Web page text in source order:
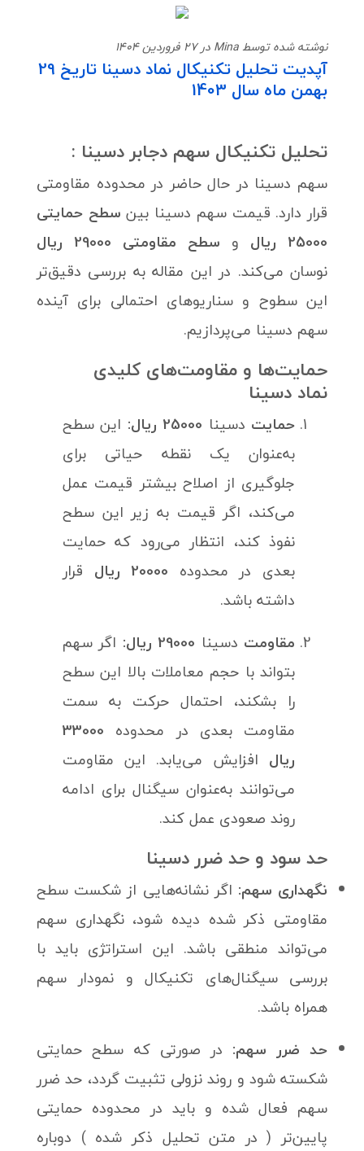
نوشته شده توسط Mina در 27 فروردین 1404
آپدیت تحلیل تکنیکال نماد دسینا تاریخ 29
بهمن ماه سال 1403
تحلیل تکنیکال سهم دجابر دسینا :
سهم دسینا در حال حاضر در محدوده مقاومتی
قرار دارد. قیمت سهم دسینا بین سطح حمایتی
25000 ریال
و سطح مقاومتی 29000 ریال
نوسان می‌کند. در این مقاله به بررسی دقیق‌تر
این سطوح و سناریوهای احتمالی برای آینده
سهم دسینا می‌پردازیم.
حمایت‌ها و مقاومت‌های کلیدی
نماد دسینا
حمایت دسینا 25000 ریال:
این سطح
به‌عنوان یک نقطه حیاتی برای
جلوگیری از اصلاح بیشتر قیمت عمل
می‌کند، اگر قیمت به زیر این سطح
نفوذ کند، انتظار می‌رود که حمایت
بعدی در محدوده 20000 ریال
قرار
داشته باشد.
مقاومت دسینا 29000 ریال:
اگر سهم
بتواند با حجم معاملات بالا این سطح
را بشکند، احتمال حرکت به سمت
مقاومت بعدی در محدوده 33000
ریال افزایش می‌یابد. این مقاومت‌
می‌توانند به‌عنوان سیگنال برای ادامه
روند صعودی عمل کند.
حد سود و حد ضرر دسینا
نگهداری سهم: اگر نشانه‌هایی از شکست سطح
مقاومتی ذکر شده دیده شود، نگهداری سهم
می‌تواند منطقی باشد. این استراتژی باید با
بررسی سیگنال‌های تکنیکال و نمودار سهم
همراه باشد.
حد ضرر سهم: در صورتی که سطح حمایتی
شکسته شود و روند نزولی تثبیت گردد، حد ضرر
سهم فعال شده و باید در محدوده حمایتی
پایین‌تر ( در متن تحلیل ذکر شده ) دوباره